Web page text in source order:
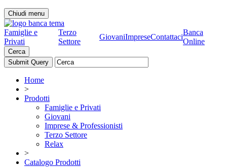
Chiudi menu
Famiglie e
Privati
Terzo
Settore
GiovaniImpreseContattaci
Banca
Online
Cerca
Home
>
Prodotti
Famiglie e Privati
Giovani
Imprese & Professionisti
Terzo Settore
Relax
>
Catalogo Prodotti